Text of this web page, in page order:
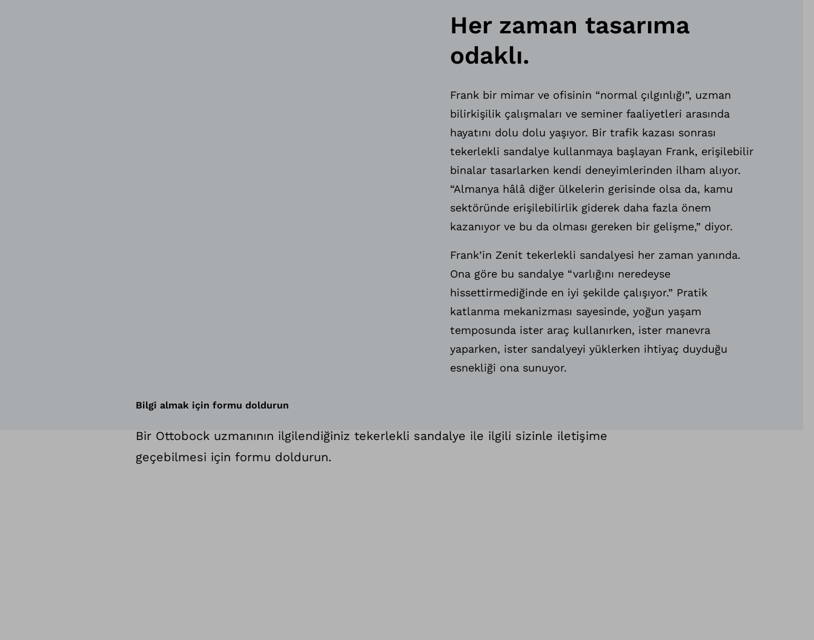
Her zaman tasarıma
odaklı.
Frank bir mimar ve ofisinin “normal çılgınlığı”, uzman
bilirkişilik çalışmaları ve seminer faaliyetleri arasında
hayatını dolu dolu yaşıyor. Bir trafik kazası sonrası
tekerlekli sandalye kullanmaya başlayan Frank, erişilebilir
binalar tasarlarken kendi deneyimlerinden ilham alıyor.
“Almanya hâlâ diğer ülkelerin gerisinde olsa da, kamu
sektöründe erişilebilirlik giderek daha fazla önem
kazanıyor ve bu da olması gereken bir gelişme,” diyor.
Frank’in Zenit tekerlekli sandalyesi her zaman yanında.
Ona göre bu sandalye “varlığını neredeyse
hissettirmediğinde en iyi şekilde çalışıyor.” Pratik
katlanma mekanizması sayesinde, yoğun yaşam
temposunda ister araç kullanırken, ister manevra
yaparken, ister sandalyeyi yüklerken ihtiyaç duyduğu
esnekliği ona sunuyor.
Bilgi almak için formu doldurun
Bir Ottobock uzmanının ilgilendiğiniz tekerlekli sandalye ile ilgili sizinle iletişime
geçebilmesi için formu doldurun.